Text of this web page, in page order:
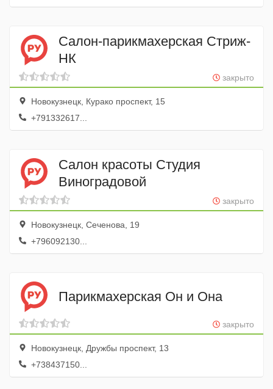
Салон-парикмахерская Стриж-
НК
закрыто
Новокузнецк, Курако проспект, 15
+791332617...
Салон красоты Студия
Виноградовой
закрыто
Новокузнецк, Сеченова, 19
+796092130...
Парикмахерская Он и Она
закрыто
Новокузнецк, Дружбы проспект, 13
+738437150...